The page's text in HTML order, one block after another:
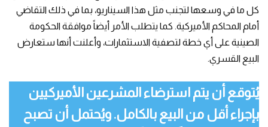
كل ما في وسعها لتجنب مثل هذا السيناريو، بما في ذلك التقاضي
أمام المحاكم الأميركية. كما يتطلب الأمر أيضاً موافقة الحكومة
الصينية على أي خطة لتصفية الاستثمارات، وأعلنت أنها ستعارض
البيع القسري.
يُتوقع أن يتم استرضاء المشرعين الأميركيين
بإجراء أقل من البيع بالكامل. ويُحتمل أن تصبح